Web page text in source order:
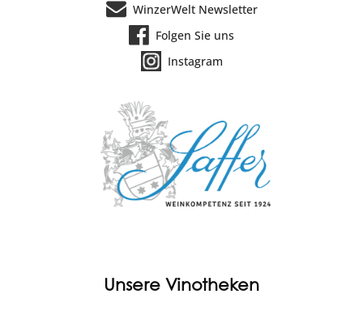
WinzerWelt Newsletter
Folgen Sie uns
Instagram
Unsere Vinotheken